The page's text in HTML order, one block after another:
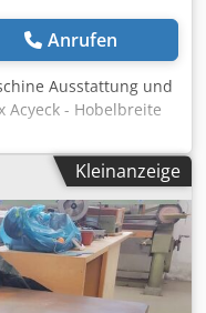
Anrufen
Ausstattung und
Acyeck - Hobelbreite
- Motor - Hobelwelle
- 2 Messerwelle -
hat keine
Ersatzteilträger
Standort:
Kleinanzeige